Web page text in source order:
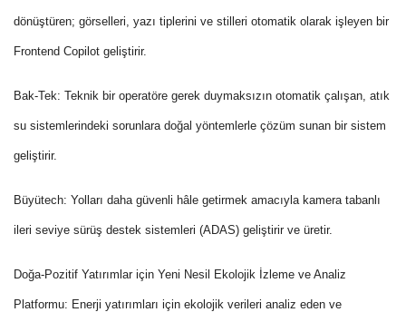
dönüştüren; görselleri, yazı tiplerini ve stilleri otomatik olarak işleyen bir
Frontend Copilot geliştirir.
Bak-Tek: Teknik bir operatöre gerek duymaksızın otomatik çalışan, atık
su sistemlerindeki sorunlara doğal yöntemlerle çözüm sunan bir sistem
geliştirir.
Büyütech: Yolları daha güvenli hâle getirmek amacıyla kamera tabanlı
ileri seviye sürüş destek sistemleri (ADAS) geliştirir ve üretir.
Doğa-Pozitif Yatırımlar için Yeni Nesil Ekolojik İzleme ve Analiz
Platformu: Enerji yatırımları için ekolojik verileri analiz eden ve